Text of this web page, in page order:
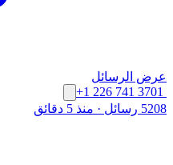
عرض الرسائل
+1 226 741 3701
5208 رسائل
· منذ 5 دقائق